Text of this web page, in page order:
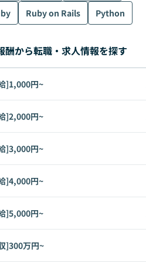
Ruby on Rails Python
酬から転職・求人情報を探す
]1,000円~
]2,000円~
]3,000円~
]4,000円~
]5,000円~
]300万円~